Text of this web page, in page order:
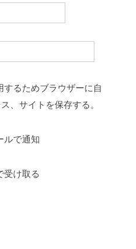
するためブラウザーに自
、サイトを保存する。
ルで通知
受け取る